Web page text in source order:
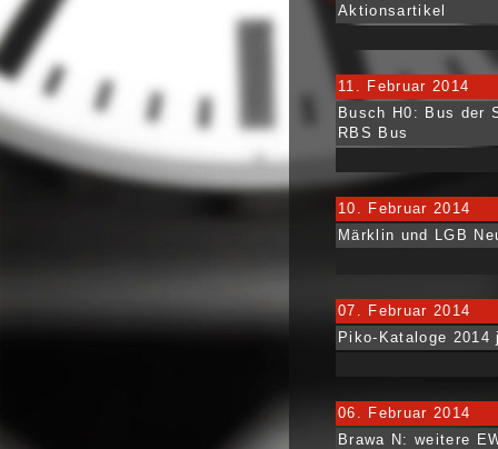
Aktionsartikel
11. Februar 2014
Busch H0: Bus der
RBS Bus
10. Februar 2014
Märklin und LGB
07. Februar 2014
Piko-Kataloge
06. Februar 2014
Brawa N: weitere